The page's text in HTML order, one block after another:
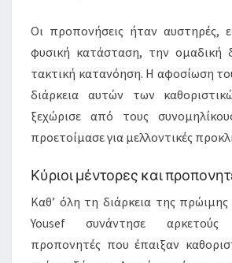
Οι προπονήσεις ήταν αυστηρές,
φυσική κατάσταση, την ομαδική
τακτική κατανόηση. Η αφοσίωση
διάρκεια αυτών των
ξεχώρισε από τους
προετοίμασε για μελλοντικές
Κύριοι μέντορες και
Καθ’ όλη τη διάρκεια της
Yousef συνάντησε αρκετούς
προπονητές που έπαιξαν